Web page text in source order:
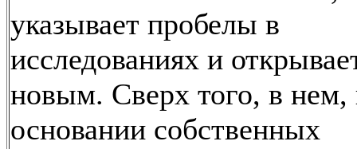
указывает пробелы в
исследованиях и
новым. Сверх того, в нем,
основании собственных